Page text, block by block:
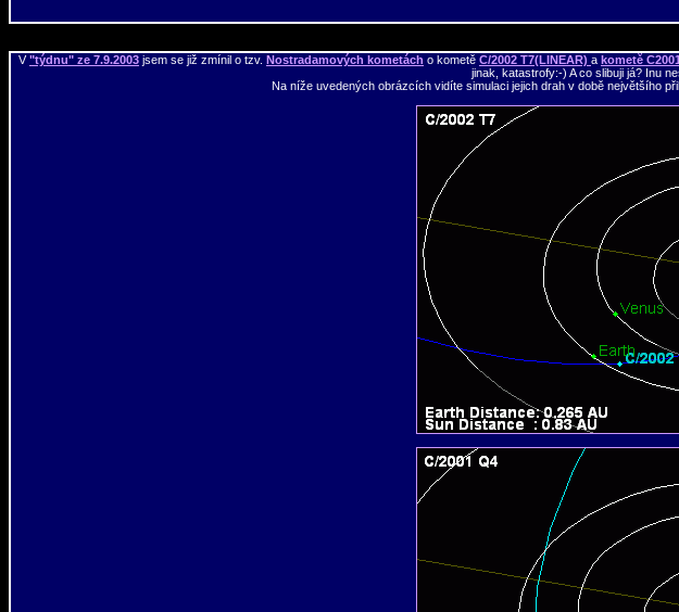
V"týdnu" ze 7.9.2003 jsem se již zmínil o tzv. Nostradamových kometách o kometě C/2002 T7(LINEAR) a kometě
jinak, katastrofy:-) A co slibuji já? Inu
Na níže uvedených obrázcích vidíte simulaci jejich drah v době největšího